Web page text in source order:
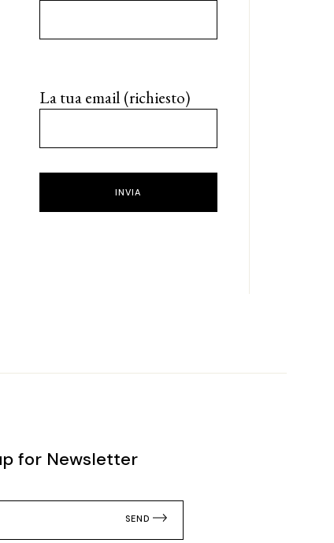
La tua email (richiesto)
INVIA
for Newsletter
SEND